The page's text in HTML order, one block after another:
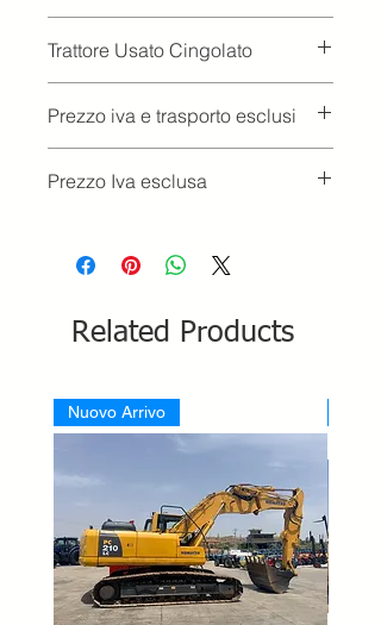
Trattore Usato Cingolato
Prezzo iva e trasporto esclusi
Prezzo Iva esclusa
Related Products
Nuovo Arrivo